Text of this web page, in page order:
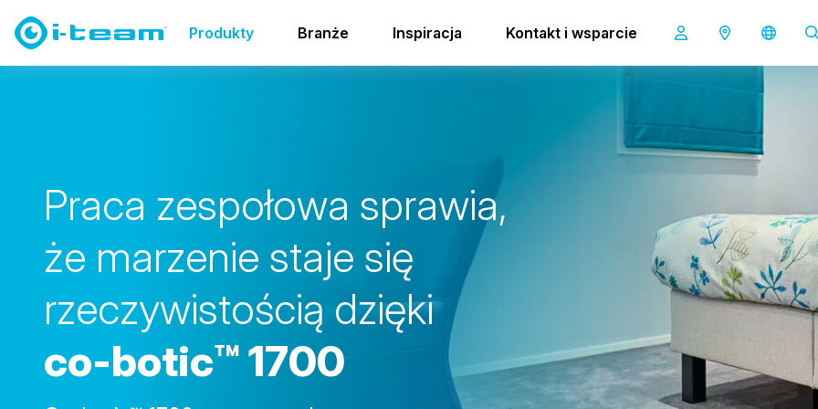
Produkty Branże Inspiracja Kontakt i wsparcie
Co-botics
Praca zespołowa sprawia,
że marzenie staje się
rzeczywistością dzięki
co-botic™1700
co-botic